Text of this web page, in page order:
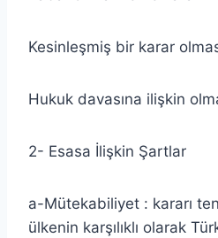
Kesinleşmiş bir karar
Hukuk davasına ilişkin
2- Esasa İlişkin Şartlar
a-Mütekabiliyet : kararı
ülkenin karşılıklı olarak